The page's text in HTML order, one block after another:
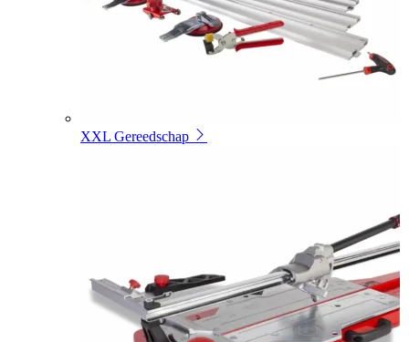
XXL Gereedschap